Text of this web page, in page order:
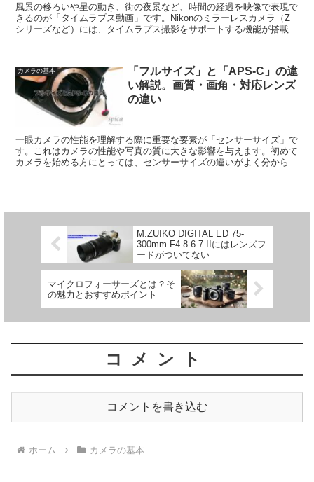
風景の移ろいや星の動き、街の夜景など、時間の経過を映像で表現で
きるのが「タイムラプス動画」です。Nikonのミラーレスカメラ（Z
シリーズなど）には、タイムラプス撮影をサポートする機能が搭載さ
カメラの基本
「フルサイズ」と「APS-C」の違
い解説。画質・画角・対応レンズ
の違い
一眼カメラの性能を理解する際に重要な要素が「センサーサイズ」で
す。これはカメラの性能や写真の質に大きな影響を与えます。初めて
カメラを始める方にとっては、センサーサイズの違いがよく分からな
M.ZUIKO DIGITAL ED 75-
300mm F4.8-6.7 IIにはレンズフ
ードがついてない
マイクロフォーサーズとは？そ
の魅力とおすすめポイント
コメント
コメントを書き込む
ホーム カメラの基本